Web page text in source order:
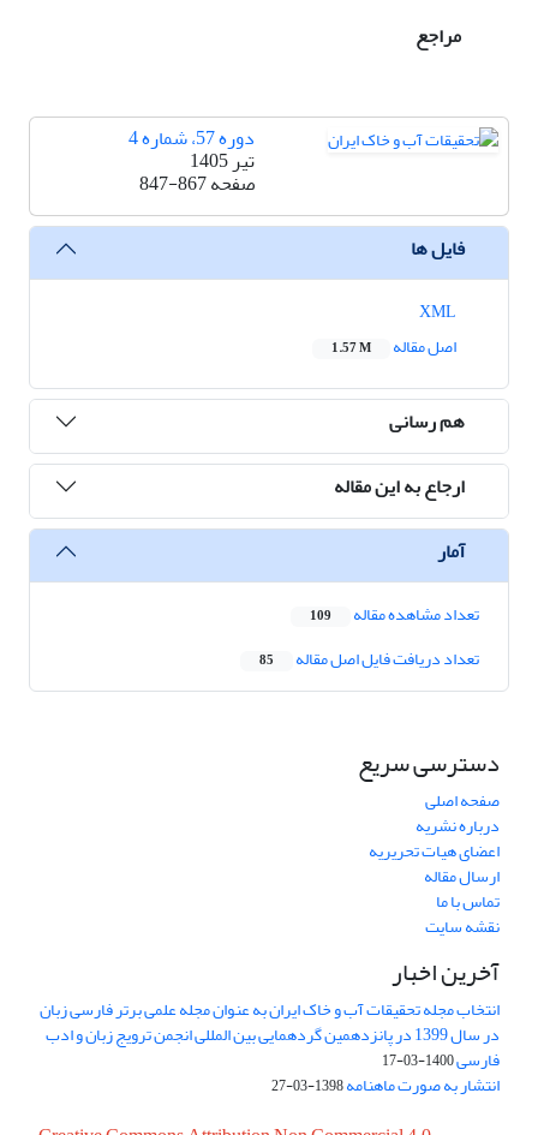
مراجع
دوره 57، شماره 4
تیر 1405
صفحه847-867
فایل ها
اصل مقاله
1.57 M
هم رسانی
ارجاع به این مقاله
آمار
تعداد مشاهده مقاله 109
تعداد دریافت فایل اصل مقاله 85
دسترسی سریع
صفحه اصلی
درباره نشریه
اعضای هیات تحریریه
ارسال مقاله
تماس با ما
نقشه سایت
آخرین اخبار
انتخاب مجله تحقیقات آب و خاک ایران به عنوان مجله علمی برتر فارسی زبان
در سال 1399 در پانزدهمین گردهمایی بین المللی انجمن ترویج زبان و ادب
فارسی1400-03-17
انتشار به صورت ماهنامه1398-03-27